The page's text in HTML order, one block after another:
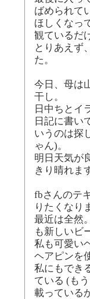
ばめられて
ほしくなっ
観ているだ
とりあえず
た。
今日、母は
干し。
日中ちとイ
日記に書い
いうのは探
ゃん)。
明日天気が
きり晴れま
fbさんのテ
りたくなり
最近は全然
も新しいビ
私も可愛い
ヘアピンを
私にもでき
ている (も
載っている